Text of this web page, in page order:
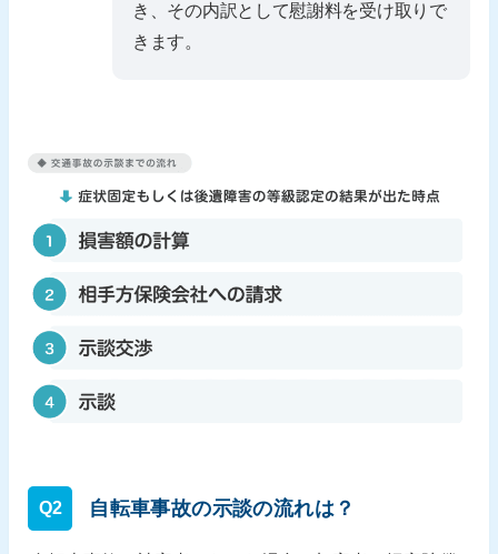
き、その内訳として慰謝料を受け取りで
きます。
Q2 自転車事故の示談の流れは？